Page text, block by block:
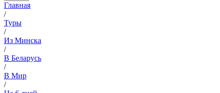
Главная
/
Туры
/
Из Минска
/
В Беларусь
/
В Мир
/